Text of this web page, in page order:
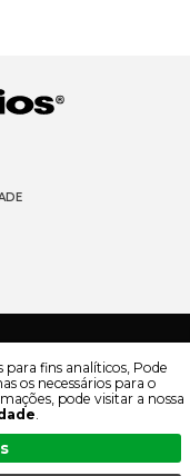
fins analíticos, Pode
os necessários para o
pode visitar a nossa
.